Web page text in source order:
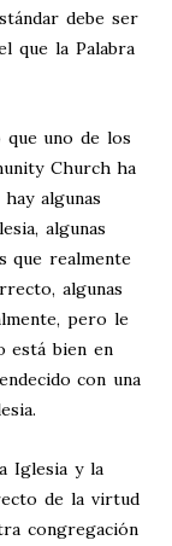
debe ser
que la Palabra
uno de los
Church ha
algunas
algunas
que realmente
algunas
pero le
está bien en
con una
Iglesia y la
de la virtud
congregación